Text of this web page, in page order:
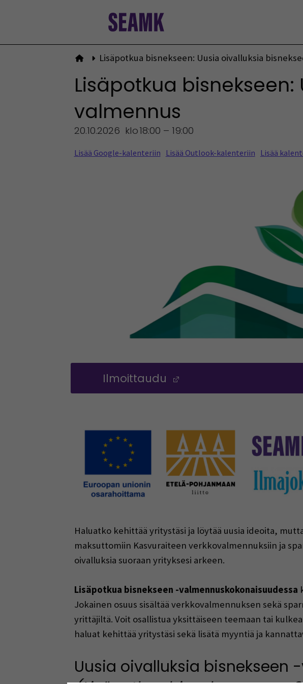
Etusivulle
Lisäpotkua bisnekseen: Uusia oivalluksia
Lisäpotkua
valmennus
20.10.2026 klo18:00 – 19:00
Lisää Google-kalenteriin Lisää Outlook-kalenteriin Lisää
Ilmoittaudu
Haluatko kehittää yritystäsi ja löytää uusia ideoita,
maksuttomiin Kasvuraiteen verkkovalmennuksiin ja
oivalluksia suoraan yrityksesi arkeen.
Lisäpotkua bisnekseen -valmennuskokonaisuudessa
Jokainen osuus sisältää verkkovalmennuksen sekä
yrittäjiltä. Voit osallistua yksittäiseen teemaan tai
haluat kehittää yritystäsi sekä lisätä myyntiä ja
Uusia oivalluksia bisnekseen